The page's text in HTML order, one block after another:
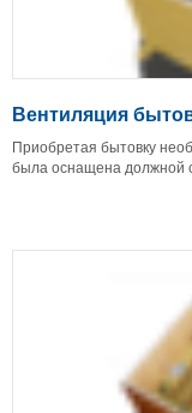
Вентиляция
Приобретая бытовку
была оснащена должной